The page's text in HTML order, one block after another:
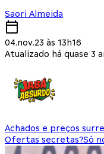
Saori Almeida
04.nov.23 às 13h16
Atualizado há quase 3
Achados e preços
Ofertas secretas?Só